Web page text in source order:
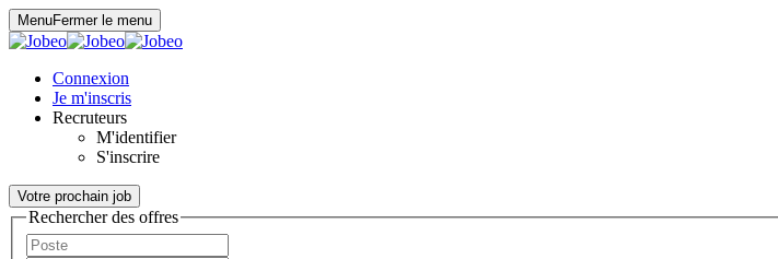
MenuFermer le menu
Connexion
Je m'inscris
Recruteurs
M'identifier
S'inscrire
Votre prochain job
Rechercher des offres
Panneau de gestion des cookies